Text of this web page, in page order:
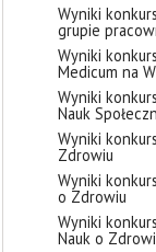
Wyniki
grupie
Wyniki
Medicum na
Wyniki
Nauk
Wyniki
Zdrowiu
Wyniki
o Zdrowiu
Wyniki
Nauk o